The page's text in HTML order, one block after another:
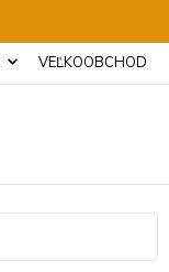
VEĽKOOBCHOD